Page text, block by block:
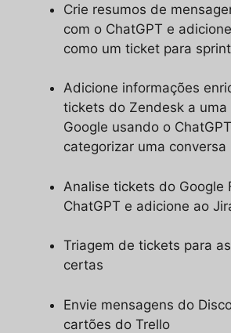
Crie resumos de
com o ChatGPT e
como um ticket para
Adicione informações
tickets do Zendesk a uma
Google usando o
categorizar uma conversa
Analise tickets do Google
ChatGPT e adicione ao
Triagem de tickets para
certas
Envie mensagens do
cartões do Trello